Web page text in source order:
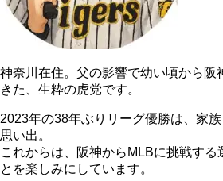
神奈川在住。父の影響で幼い頃から阪
きた、生粋の虎党です。
2023年の38年ぶりリーグ優勝は、家
思い出。
これからは、阪神からMLBに挑戦する
とを楽しみにしています。